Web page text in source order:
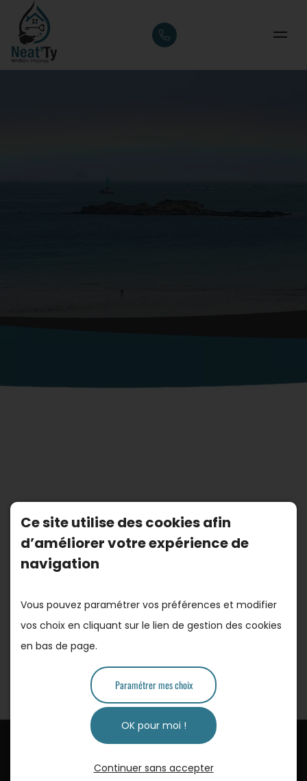
Ce site utilise des cookies afin
d’améliorer votre expérience de
navigation
Vous pouvez paramétrer vos préférences et modifier
vos choix en cliquant sur le lien de gestion des cookies
en bas de page.
Paramétrer mes choix
OK pour moi !
Continuer sans accepter